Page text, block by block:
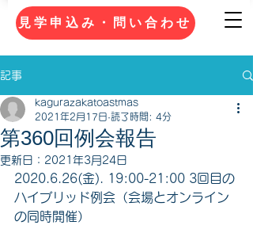
見学申込み・問い合わせ
記事
第360回例会報告
kagurazakatoastmas
2021年2月17日 読了時間: 4分
更新日： 2021年3月24日
2020.6.26(金). 19:00-21:00 3回目の
ハイブリッド例会（会場とオンライン
の同時開催）